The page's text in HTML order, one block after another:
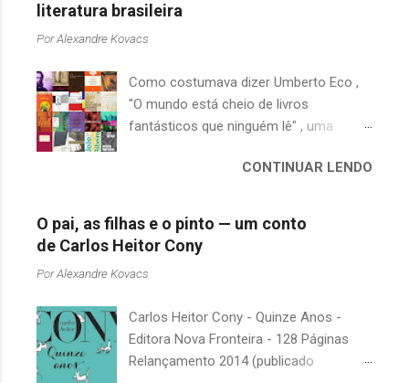
literatura brasileira
PorAlexandre Kovacs
Como costumava dizer Umberto Eco ,
"O mundo está cheio de livros
fantásticos que ninguém lê" , uma
quando falamos de clássicos da
escritores brasileiros, somos forçados
a uma avaliação burocrática na escola e
acabamos adquirindo uma certa
antipatia a determinado livro ou autor
justamente o contrário. É surpreendente
como uma segunda visita a essas
obras, já em nossa maturidade, pode
CONTINUAR LENDO
O pai, as filhas e o pinto — um conto
de Carlos Heitor Cony
PorAlexandre Kovacs
Carlos Heitor Cony - Quinze Anos -
Editora Nova Fronteira - 128 Páginas
Relançamento 2014 (publicado